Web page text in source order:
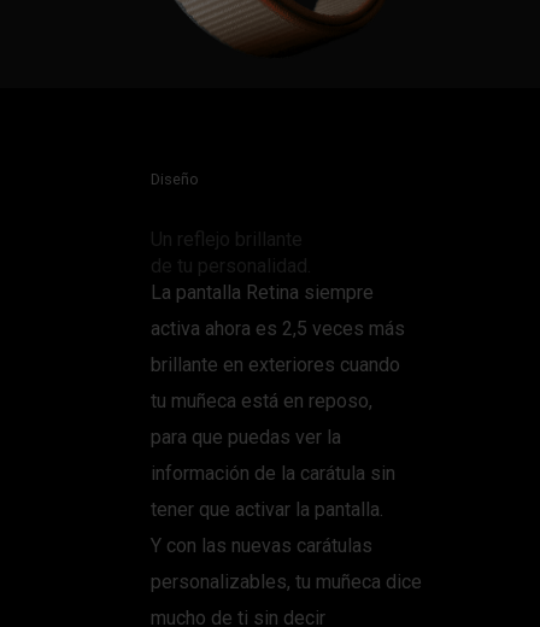
Diseño
Un reflejo brillante
de tu personalidad.
La pantalla Retina siempre
activa ahora es 2,5 veces más
brillante en exteriores cuando
tu muñeca está en reposo,
para que puedas ver la
información de la carátula sin
tener que activar la pantalla.
Y con las nuevas carátulas
personalizables, tu muñeca dice
mucho de ti sin decir